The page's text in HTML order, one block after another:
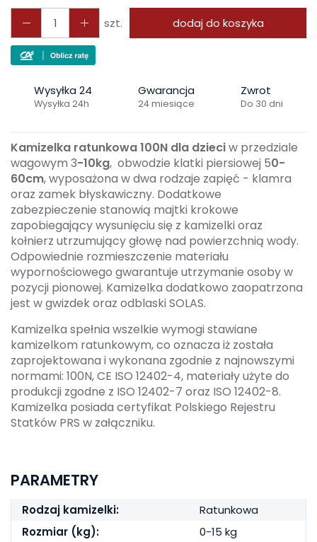
szt. dodaj do koszyka
Wysyłka 24
Wysyłka 24h
Gwarancja
24 miesiące
Zwrot
Do 30 dni
Kamizelka ratunkowa 100N dla dzieciw przedziale
wagowym 3-10kg, obwodzie klatki piersiowej 50-
60cm, wyposażona w dwa rodzaje zapięć - klamra
oraz zamek błyskawiczny. Dodatkowe
zabezpieczenie stanowią majtki krokowe
zapobiegający wysunięciu się z kamizelki oraz
kołnierz utrzumujący głowę nad powierzchnią wody.
Odpowiednie rozmieszczenie materiału
wypornościowego gwarantuje utrzymanie osoby w
pozycji pionowej. Kamizelka dodatkowo zaopatrzona
jest w gwizdek oraz odblaski SOLAS.
Kamizelka spełnia wszelkie wymogi stawiane
kamizelkom ratunkowym, co oznacza iż została
zaprojektowana i wykonana zgodnie z najnowszymi
normami: 100N, CE ISO 12402-4, materiały użyte do
produkcji zgodne z ISO 12402-7 oraz ISO 12402-8.
Kamizelka posiada certyfikat Polskiego Rejestru
Statków PRS w załączniku.
PARAMETRY
Rodzaj kamizelki:
Ratunkowa
Rozmiar (kg):
0-15 kg